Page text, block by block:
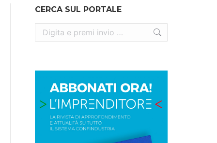
CERCA SUL PORTALE
Cerca: